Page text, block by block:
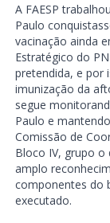
A FAESP
Paulo
vacinação ainda
Estratégico do
pretendida, e por
imunização da
segue
Paulo e
Comissão de
Bloco IV, grupo o
amplo
componentes do
executado.